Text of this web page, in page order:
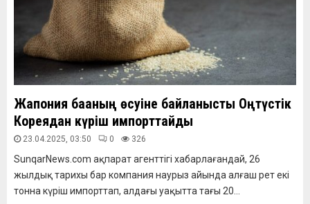
Жапония бағаның өсуіне байланысты Оңтүстік
Кореядан күріш импорттайды
23.04.2025, 03:50 0 326
SunqarNews.com ақпарат агенттігі хабарлағандай, 26
жылдық тарихы бар компания наурыз айында алғаш рет екі
тонна күріш импорттап, алдағы уақытта тағы 20...